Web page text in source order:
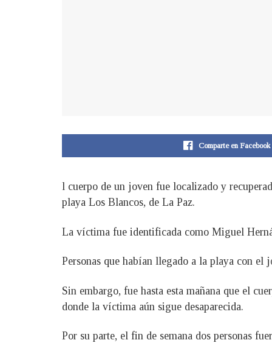
Comparte en Facebook
l cuerpo de un joven fue localizado y
playa Los Blancos, de La Paz.
La víctima fue identificada como Miguel
Personas que habían llegado a la playa con el
Sin embargo, fue hasta esta mañana que el
donde la víctima aún sigue desaparecida.
Por su parte, el fin de semana dos personas